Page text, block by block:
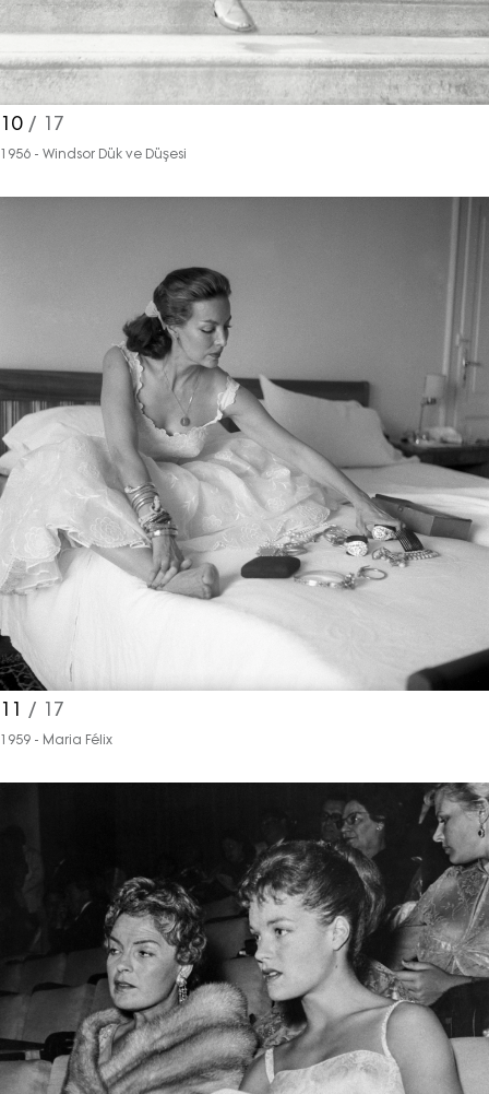
https://vogue.com.tr/
üzerinden sunulan ürün ve
hizmetlere ilişkin reklam, tanıtım,
pazarlama ve kutlama/ temenni
amaçlı her türlü e-bülten/ ticari
elektronik ileti gönderiminin e-posta
yoluyla tarafıma yapılmasına onay
ve bu kapsamda/ amaçla ad/
soyad ve e-posta adresi verilerimin
işlenmesine açık rıza veriyorum.
KAYDET KAPAT
10/ 17
1956 - Windsor Dük ve Düşesi
11 / 17
1959 - Maria Félix